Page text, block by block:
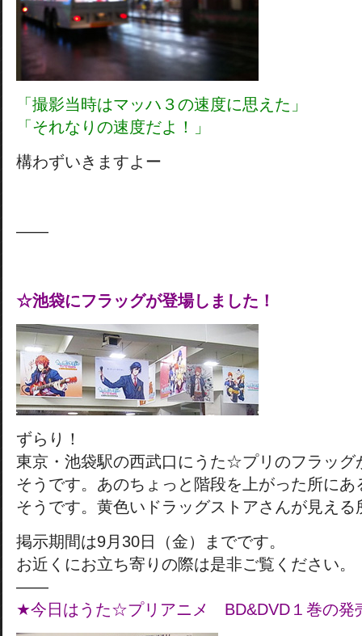
「撮影当時はマッハ３の速度に思えた」
「それなりの速度だよ！」
構わずいきますよー
——
☆池袋にフラッグが登場しました！
ずらり！
東京・池袋駅の西武口にうた☆プリのフラッグ
そうです。あのちょっと階段を上がった所にあ
そうです。黄色いドラッグストアさんが見える
掲示期間は9月30日（金）までです。
お近くにお立ち寄りの際は是非ご覧ください。
——
★今日はうた☆プリアニメ BD&DVD１巻の発